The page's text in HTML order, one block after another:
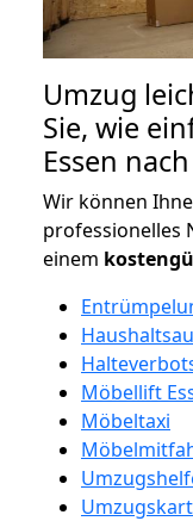
Umzug
Sie, wie
Essen
Wir können
professionelles
einem
Möbellift
Möbeltaxi